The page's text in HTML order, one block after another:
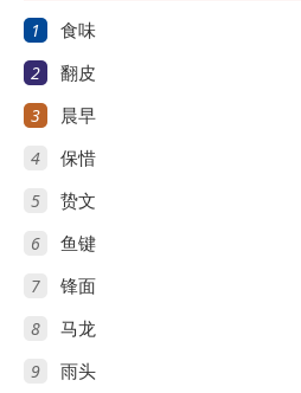
1 食味
2 翻皮
3 晨早
4 保惜
5 贽文
6 鱼键
7 锋面
8 马龙
9 雨头